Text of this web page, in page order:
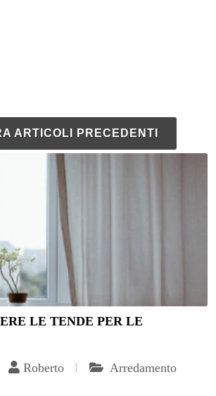
ARTICOLI PRECEDENTI
LE TENDE PER LE
Roberto Arredamento